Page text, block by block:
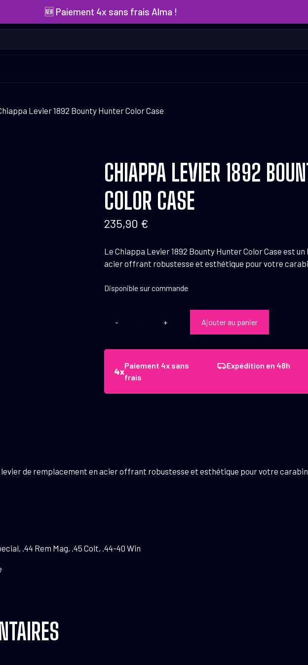
🆕 Paiement 4x sans frais Alma !
Levier 1892 Bounty Hunter Color Case
CHIAPPA LEVIER 1892
COLOR CASE
235,90 €
Le Chiappa Levier 1892 Bounty Hunter Color Case est
acier offrant robustesse et esthétique pour votre
Disponible sur commande
Chiappa
Levier
1892
Ajouter au panier
Paiement 4x sans
frais
Expédition en 48h
levier de remplacement en acier offrant robustesse et esthétique pour votre
.44 Rem Mag, .45 Colt, .44-40 Win